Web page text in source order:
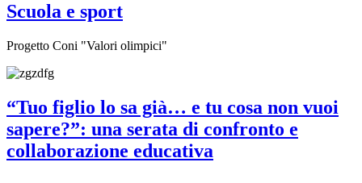
Scuola e sport
Progetto Coni "Valori olimpici"
“Tuo figlio lo sa già… e tu cosa non vuoi
sapere?”: una serata di confronto e
collaborazione educativa